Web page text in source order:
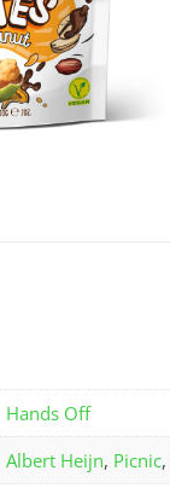
Hands Off
Albert Heijn, Picnic,